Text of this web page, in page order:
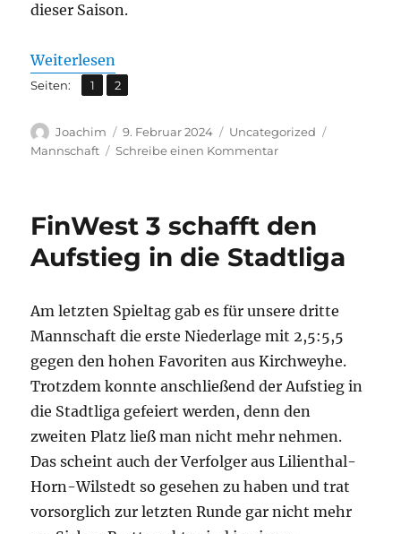
dieser Saison.
Weiterlesen
FinWest
steht
als
in
die
Klasse
fest
Seiten: Seite
1 ,
Seite
2
Autor
Joachim
Veröffentlicht
am
9. Februar 2024 Kategorien
Uncategorized
Mannschaft
Schreibe einen Kommentarzu
als
erster
Aufsteiger
B-
Klasse
fest
FinWest 3 schafft den
Aufstieg in die Stadtliga
Am letzten Spieltag gab es für unsere dritte
Mannschaft die erste Niederlage mit 2,5:5,5
gegen den hohen Favoriten aus Kirchweyhe.
Trotzdem konnte anschließend der Aufstieg in
die Stadtliga gefeiert werden, denn den
zweiten Platz ließ man nicht mehr nehmen.
Das scheint auch der Verfolger aus Lilienthal-
Horn-Wilstedt so gesehen zu haben und trat
vorsorglich zur letzten Runde gar nicht mehr